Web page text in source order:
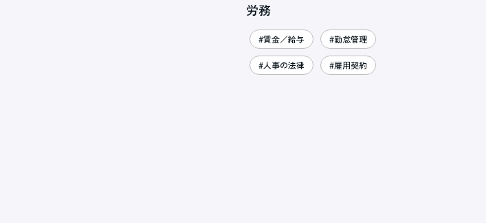
労務
#賃金／給与 #勤怠管理
#人事の法律 #雇用契約